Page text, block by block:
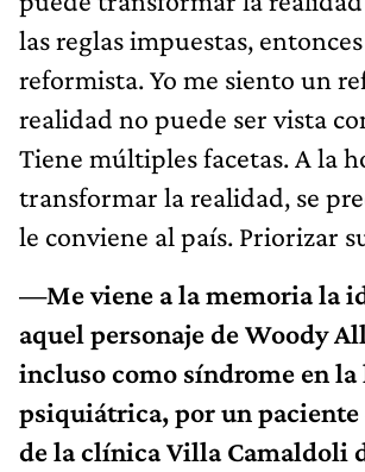
las reglas impuestas,
reformista. Yo me siento un
realidad no puede ser vista
Tiene múltiples facetas. A la
transformar la realidad, se
le conviene al país. Priorizar
—Me viene a la memoria la
aquel personaje de Woody
incluso como síndrome en
psiquiátrica, por un
de la clínica Villa Camaldoli